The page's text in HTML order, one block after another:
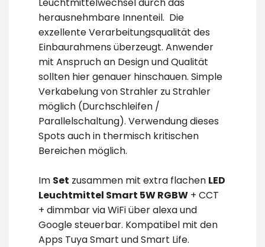
herausnehmbare Innenteil. Die
exzellente Verarbeitungsqualität des
Einbaurahmens überzeugt. Anwender
mit Anspruch an Design und Qualität
sollten hier genauer hinschauen. Simple
Verkabelung von Strahler zu Strahler
möglich (Durchschleifen /
Parallelschaltung). Verwendung dieses
Spots auch in thermisch kritischen
Bereichen möglich.
Im Set zusammen mit extra flachen LED
Leuchtmittel Smart 5W RGBW + CCT
+ dimmbar via WiFi über alexa und
Google steuerbar. Kompatibel mit den
Apps Tuya Smart und Smart Life.